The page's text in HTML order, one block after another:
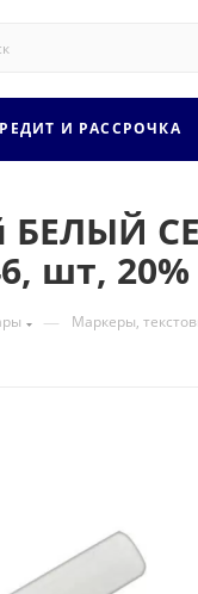
И РАССРОЧКА
шт, 20%
— Маркеры,